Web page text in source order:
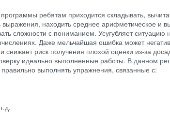
ребятам приходится складывать,
находить среднее арифметическое и
сложности с пониманием. Усугубляет ситуацию
Даже мельчайшая ошибка может
снижает риск получения плохой оценки из-за
идеально выполненные работы. В данном
выполнять упражнения, связанные с: